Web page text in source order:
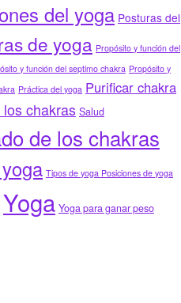
del yoga Posturas del
de yoga Propósito y función del
y función del septimo chakra Propósito y
Práctica del yoga Purificar chakra
chakras Salud
de los chakras
Tipos de yoga Posiciones de yoga
Yoga Yoga para ganar peso